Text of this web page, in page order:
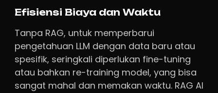
Efisiensi Biaya dan Waktu
Tanpa RAG, untuk memperbarui
pengetahuan LLM dengan data baru atau
spesifik, seringkali diperlukan fine-tuning
atau bahkan re-training model, yang bisa
sangat mahal dan memakan waktu. RAG AI